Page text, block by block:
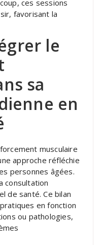
ces sessions
favorisant la
le
sa
en
musculaire
approche réfléchie
personnes âgées.
consultation
de santé. Ce bilan
en fonction
ou pathologies,